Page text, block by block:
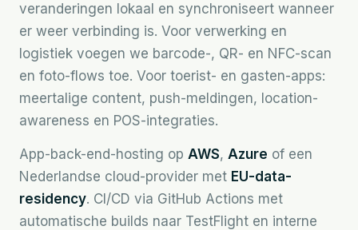
veranderingen lokaal en synchroniseert wanneer
er weer verbinding is. Voor verwerking en
logistiek voegen we barcode-, QR- en NFC-scan
en foto-flows toe. Voor toerist- en gasten-apps:
meertalige content, push-meldingen, location-
awareness en POS-integraties.
App-back-end-hosting op AWS, Azure of een
Nederlandse cloud-provider met EU-data-
residency. CI/CD via GitHub Actions met
automatische builds naar TestFlight en interne